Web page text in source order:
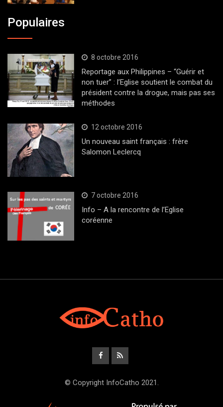
Populaires
8 octobre 2016
Reportage aux Philippines – “Guérir et
non tuer” : l’Eglise soutient le combat du
président contre la drogue, mais pas ses
méthodes
12 octobre 2016
Un nouveau saint français : frère
Salomon Leclercq
7 octobre 2016
Info – A la rencontre de l’Eglise
coréenne
© Copyright InfoCatho 2021.